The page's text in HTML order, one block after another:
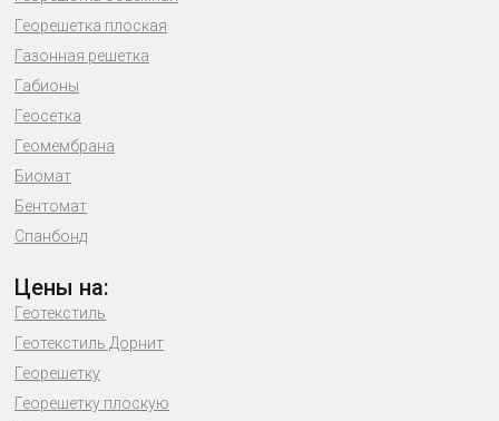
Георешетка плоская
Газонная решетка
Габионы
Геосетка
Геомембрана
Биомат
Бентомат
Спанбонд
Цены на:
Геотекстиль
Геотекстиль Дорнит
Георешетку
Георешетку плоскую